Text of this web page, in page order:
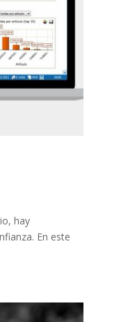
hay
En este